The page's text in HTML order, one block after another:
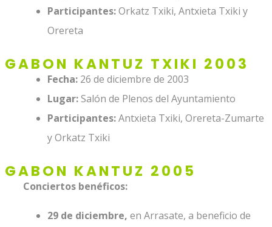
Participantes:Orkatz Txiki, Antxieta Txiki y
Orereta
GABON KANTUZ TXIKI 2003
Fecha: 26 de diciembre de 2003
Lugar:Salón de Plenos del Ayuntamiento
Participantes:Antxieta Txiki, Orereta-Zumarte
y Orkatz Txiki
GABON KANTUZ 2005
Conciertos benéficos:
29 de diciembre, en Arrasate, a beneficio de